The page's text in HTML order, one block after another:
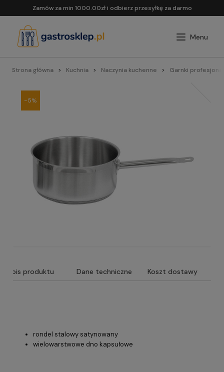
Zamów za min 1000.00zł i odbierz przesyłkę za darmo
Strona główna Kuchnia Naczynia kuchenne Garnki
-5%
Opis produktu Dane techniczne Koszt dostawy
rondel stalowy satynowany
wielowarstwowe dno kapsułowe